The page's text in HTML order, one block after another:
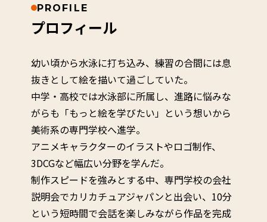
PROFILE
プロフィール
幼い頃から水泳に打ち込み、練習の合間には息
抜きとして絵を描いて過ごしていた。
中学・高校では水泳部に所属し、進路に悩みな
がらも「もっと絵を学びたい」という想いから
美術系の専門学校へ進学。
アニメキャラクターのイラストやロゴ制作、
3DCGなど幅広い分野を学んだ。
制作スピードを強みとする中、専門学校の会社
説明会でカリカチュアジャパンと出会い、10分
という短時間で会話を楽しみながら作品を完成